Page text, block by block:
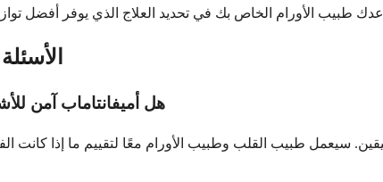
هل أميفانتاماب آمن
سيعمل طبيب القلب وطبيب الأورام معًا لتقييم ما إذا كانت